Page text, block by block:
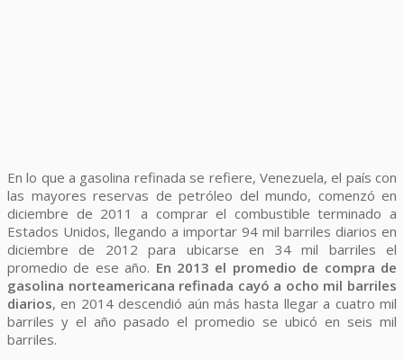
En lo que a gasolina refinada se refiere, Venezuela, el país con
las mayores reservas de petróleo del mundo, comenzó en
diciembre de 2011 a comprar el combustible terminado a
Estados Unidos, llegando a importar 94 mil barriles diarios en
diciembre de 2012 para ubicarse en 34 mil barriles el
promedio de ese año. En 2013 el promedio de compra de
gasolina norteamericana refinada cayó a ocho mil barriles
diarios, en 2014 descendió aún más hasta llegar a cuatro mil
barriles y el año pasado el promedio se ubicó en seis mil
barriles.